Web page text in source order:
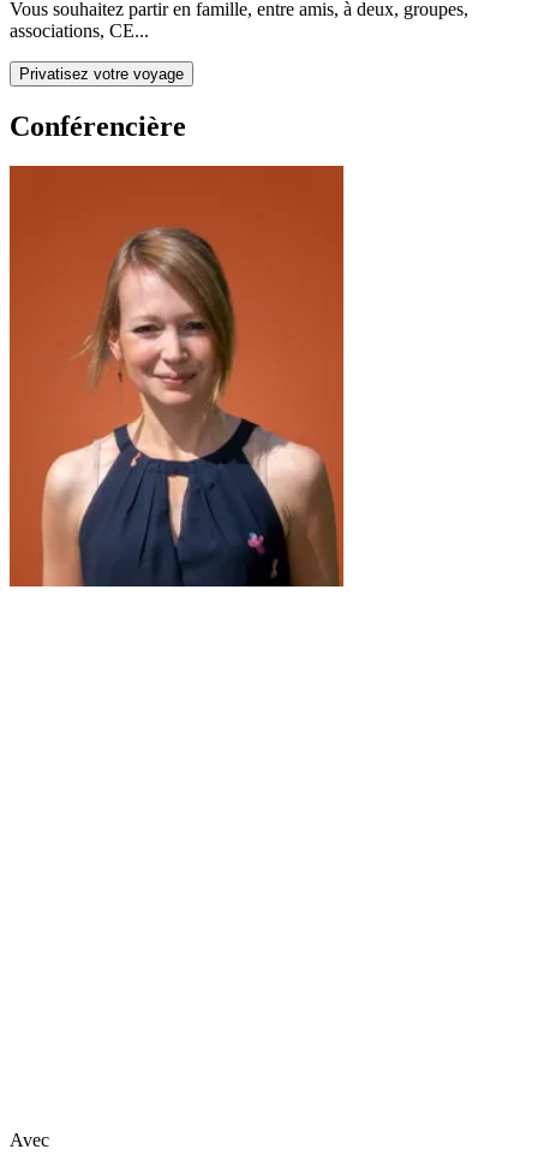
Vous souhaitez partir en famille, entre amis, à deux, groupes,
associations, CE...
Privatisez votre voyage
Conférencière
Avec